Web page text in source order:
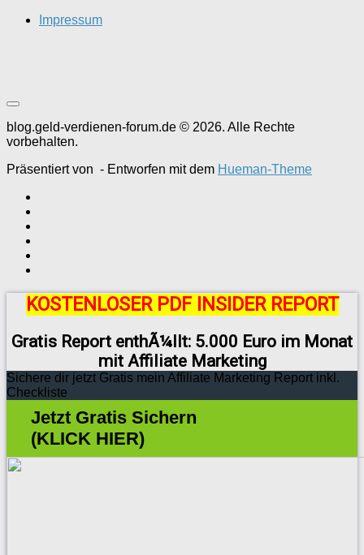
Impressum
blog.geld-verdienen-forum.de © 2026. Alle Rechte
vorbehalten.
Präsentiert von - Entworfen mit dem Hueman-Theme
KOSTENLOSER PDF INSIDER REPORT
Gratis Report enthÃ¼llt: 5.000 Euro im Monat
mit Affiliate Marketing
Sichere dir jetzt Gratis mein Affiliate Marketing Report inkl.
Checkliste
Jetzt Gratis Sichern
(KLICK HIER)